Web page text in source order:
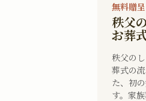
無料贈
秩父の
お葬
秩父の
葬式の
た、初
す。家